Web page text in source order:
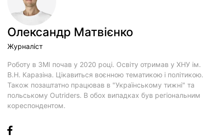
Олександр Матвієнко
Журналіст
Роботу в ЗМІ почав у 2020 році. Освіту отримав у ХНУ ім.
В.Н. Каразіна. Цікавиться воєнною тематикою і політикою.
Також позаштатно працював в "Українському тижні" та
польському Outriders. В обох випадках був регіональним
кореспондентом.